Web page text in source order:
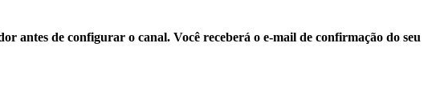
antes de configurar o canal. Você receberá o e-mail de confirmação do seu